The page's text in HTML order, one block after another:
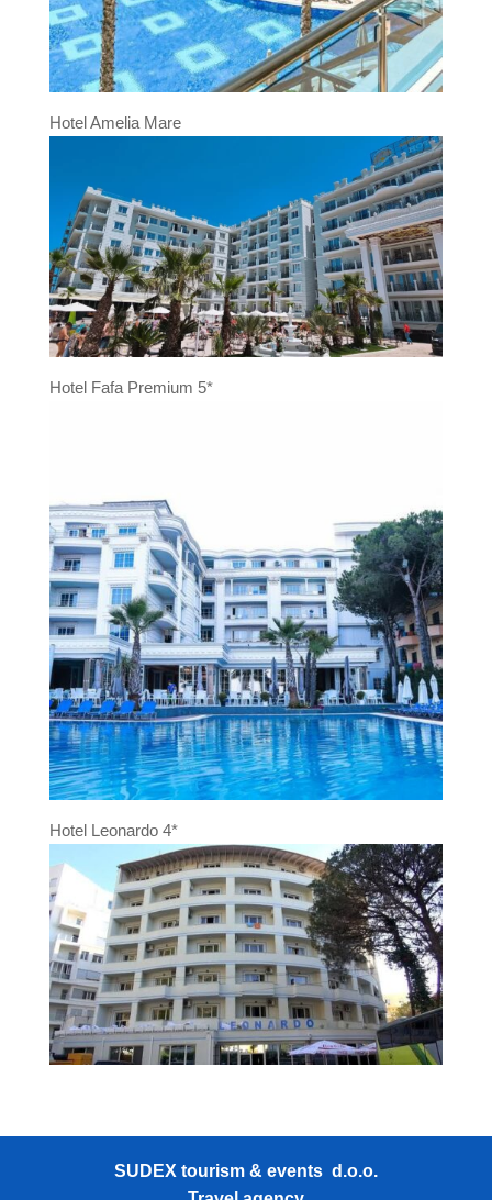
Hotel Amelia Mare
Hotel Fafa Premium 5*
Hotel Leonardo 4*
SUDEX tourism & events d.o.o.